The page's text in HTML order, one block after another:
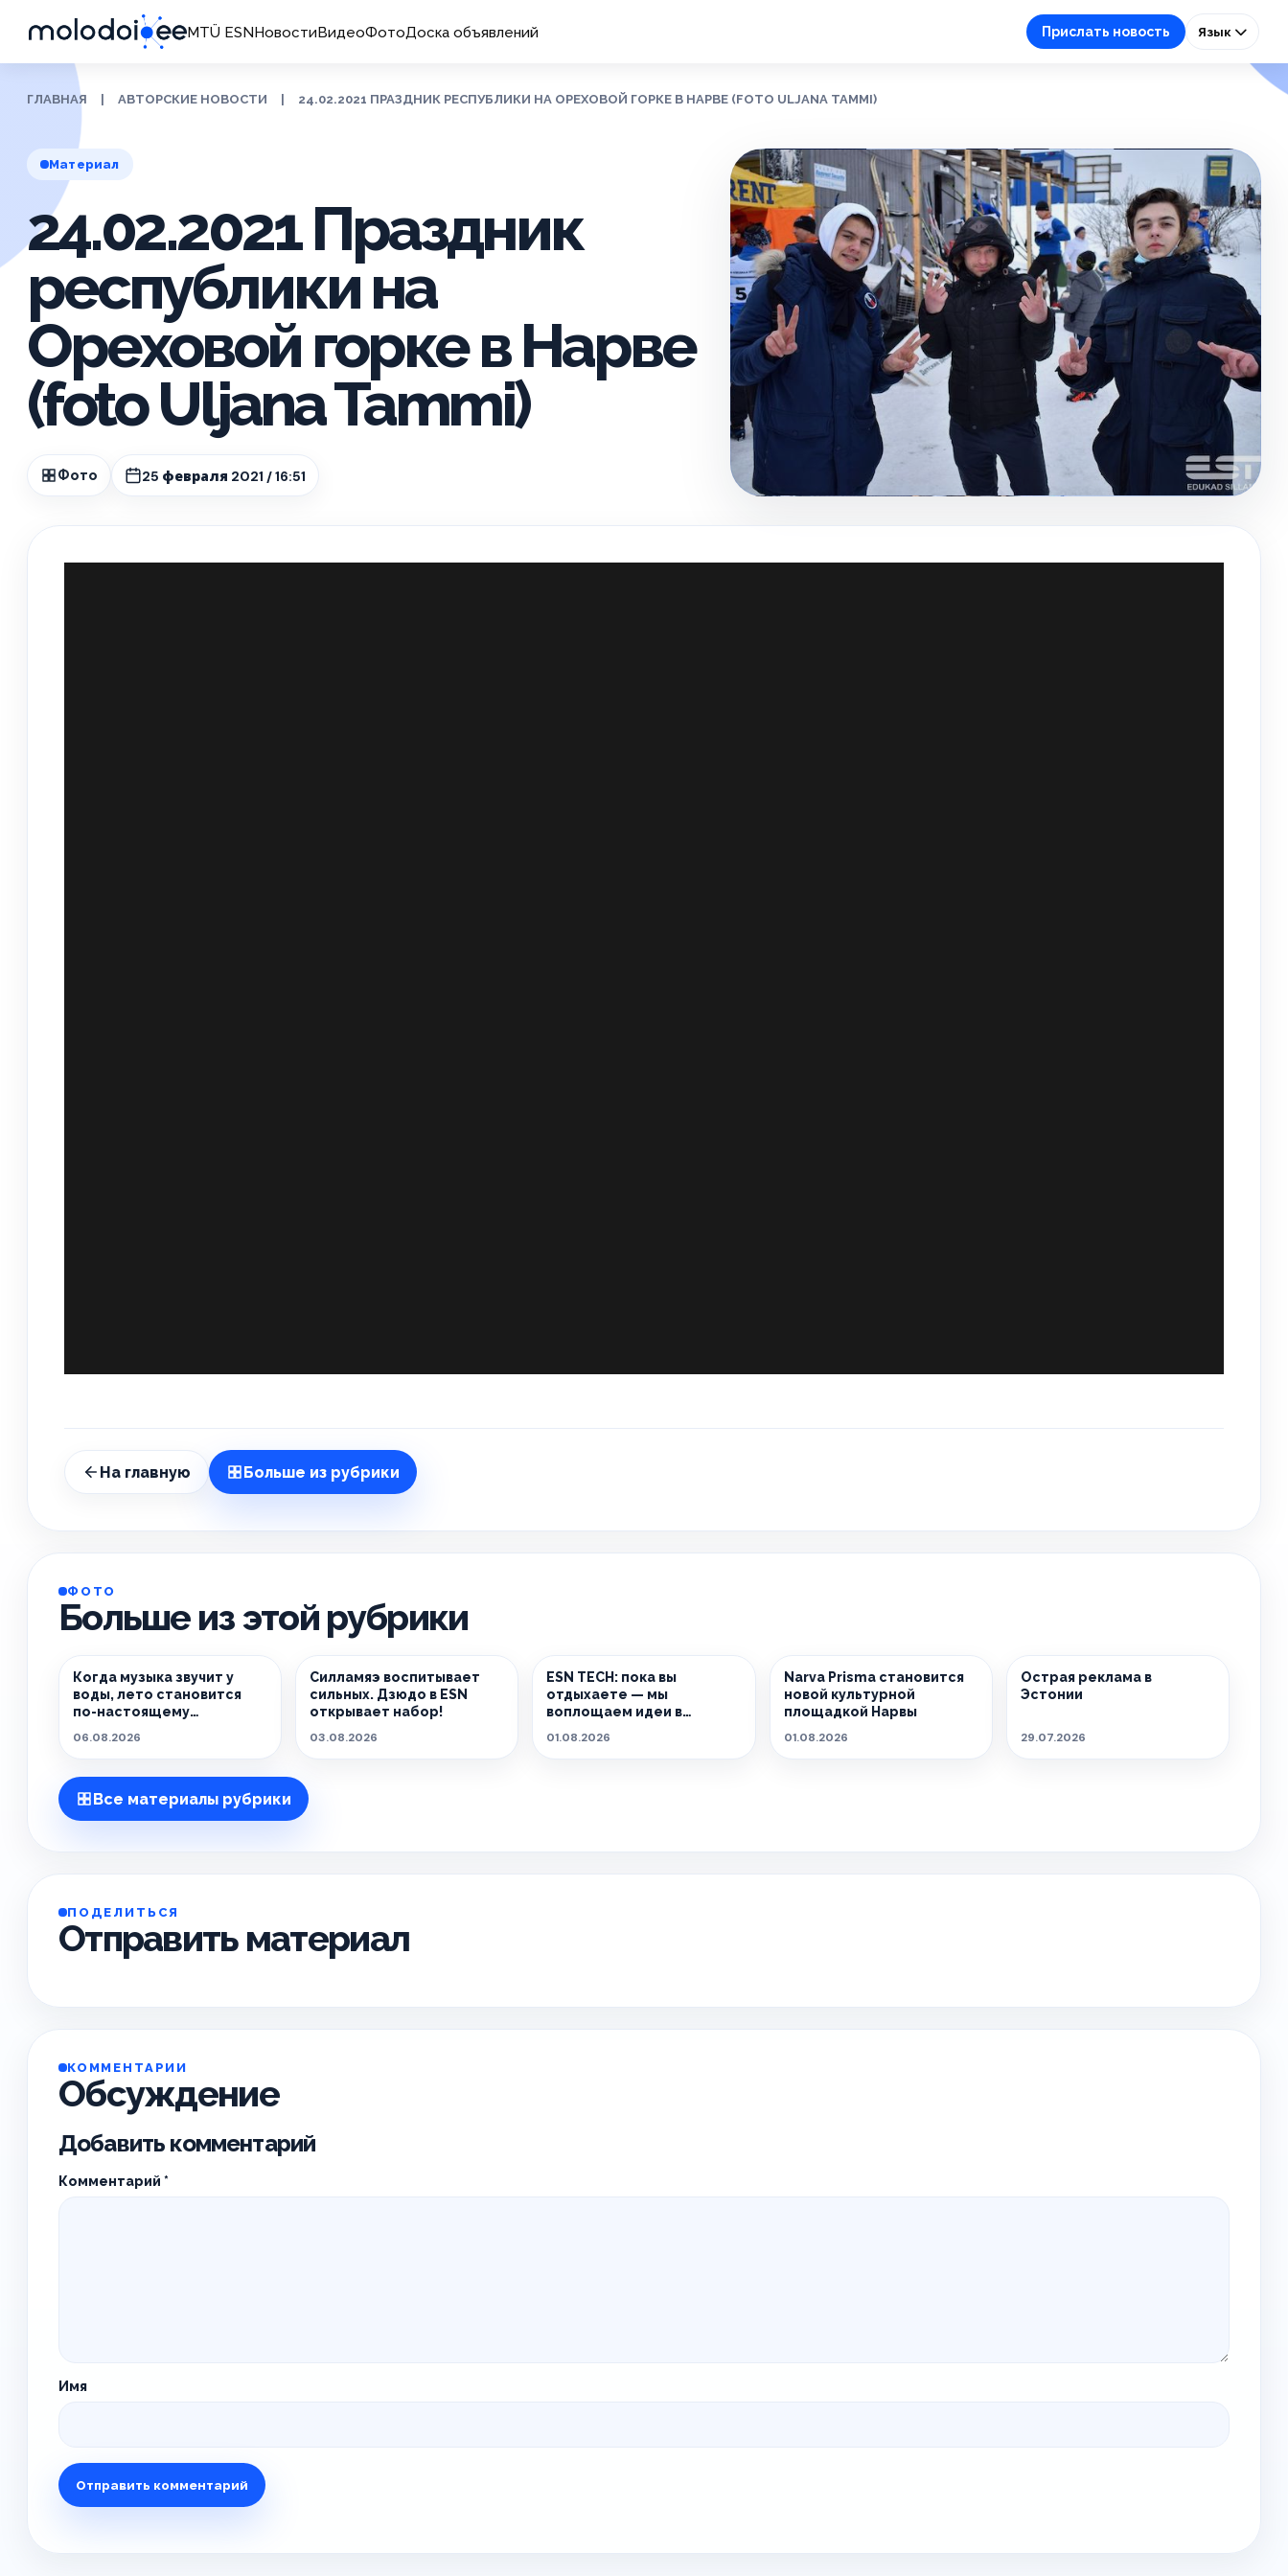
MTÜ ESNНовостиВидеоФотоДоска объявлений Прислать новость Язык
ГЛАВНАЯ АВТОРСКИЕ НОВОСТИ 24.02.2021 ПРАЗДНИК РЕСПУБЛИКИ НА ОРЕХОВОЙ ГОРКЕ В НАРВЕ (FOTO ULJANA TAMMI)
Материал
24.02.2021 Праздник
республики на
Ореховой горке в Нарве
(foto Uljana Tammi)
Фото 25 февраля 2021 / 16:51
На главную Больше из рубрики
ФОТО
Больше из этой рубрики
Когда музыка звучит у
воды, лето становится
по-настоящему
06.08.2026
Силламяэ воспитывает
сильных. Дзюдо в ESN
открывает набор!
03.08.2026
ESN TECH: пока вы
отдыхаете — мы
воплощаем идеи в
01.08.2026
Narva Prisma становится
новой культурной
площадкой Нарвы
01.08.2026
Острая реклама в
Эстонии
29.07.2026
Все материалы рубрики
ПОДЕЛИТЬСЯ
Отправить материал
КОММЕНТАРИИ
Обсуждение
Добавить комментарий
Комментарий *
Имя